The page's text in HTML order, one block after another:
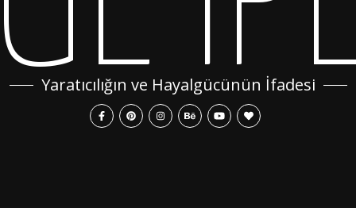
Yaratıcılığın ve Hayalgücünün İfadesi